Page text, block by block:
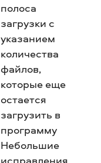
полоса
загрузки с
указанием
количества
файлов,
которые еще
остается
загрузить в
программу
Небольшие